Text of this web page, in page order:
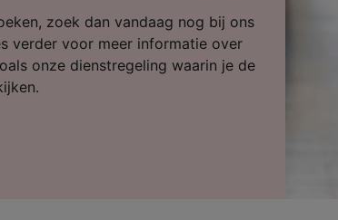
zoek dan vandaag nog bij ons
verder voor meer informatie over
onze dienstregeling waarin je de